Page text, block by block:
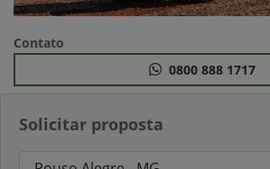
Solicitar proposta
Contato
0800 888 1717